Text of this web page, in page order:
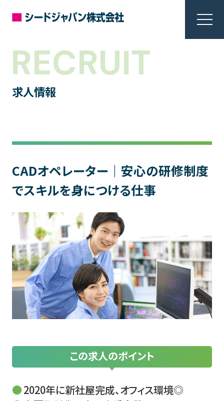
RECRUIT
求人情報
CADオペレーター｜安心の研修制度
でスキルを身につける仕事
この求人のポイント
2020年に新社屋完成、オフィス環境◎